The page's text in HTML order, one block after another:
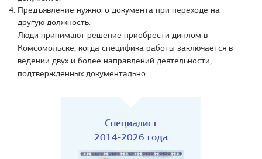
Предъявление нужного документа при переходе на
другую должность.
Люди принимают решение приобрести диплом в
Комсомольске, когда специфика работы заключается в
ведении двух и более направлений деятельности,
подтвержденных документально.
Специалист
2014-2026 года